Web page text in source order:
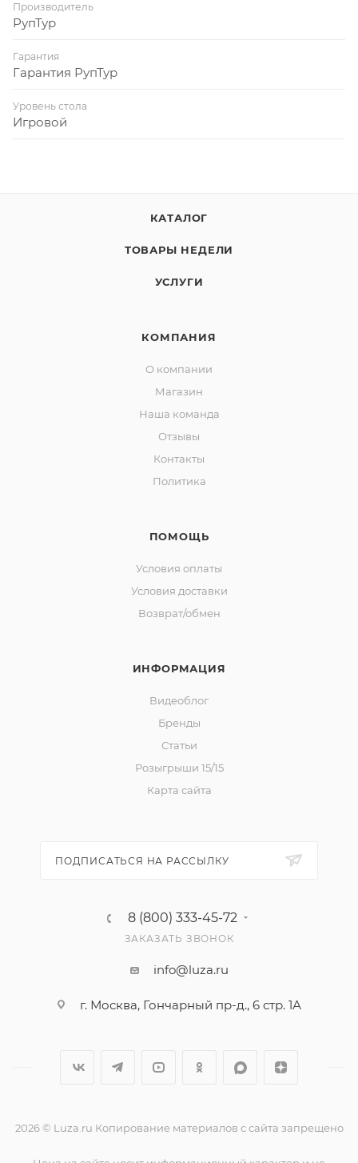
Производитель
РупТур
Гарантия
Гарантия РупТур
Уровень стола
Игровой
КАТАЛОГ
ТОВАРЫ НЕДЕЛИ
УСЛУГИ
КОМПАНИЯ
О компании
Магазин
Наша команда
Отзывы
Контакты
Политика
ПОМОЩЬ
Условия оплаты
Условия доставки
Возврат/обмен
ИНФОРМАЦИЯ
Видеоблог
Бренды
Статьи
Розыгрыши 15/15
Карта сайта
ПОДПИСАТЬСЯ НА РАССЫЛКУ
8 (800) 333-45-72
ЗАКАЗАТЬ ЗВОНОК
info@luza.ru
г. Москва, Гончарный пр-д., 6 стр. 1А
2026 © Luza.ru Копирование материалов с сайта запрещено